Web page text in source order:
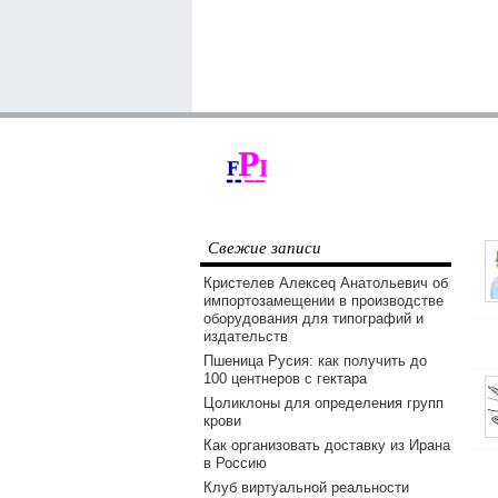
Свежие записи
Кристелев Алексеq Анатольевич об
импортозамещении в производстве
оборудования для типографий и
издательств
Пшеница Русия: как получить до
100 центнеров с гектара
Цоликлоны для определения групп
крови
Как организовать доставку из Ирана
в Россию
Клуб виртуальной реальности